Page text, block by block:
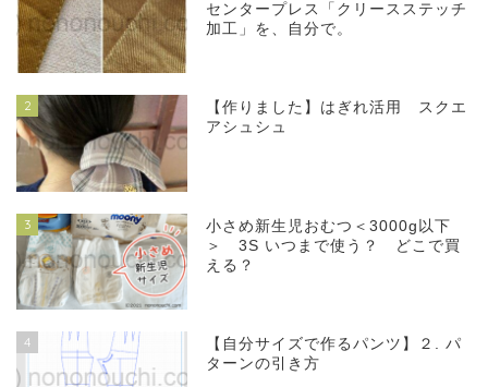
センタープレス「クリースステッチ
加工」を、自分で。
2
【作りました】はぎれ活用 スクエ
アシュシュ
3
小さめ新生児おむつ＜3000g以下
＞ 3S いつまで使う？ どこで買
える？
4
【自分サイズで作るパンツ】２. パ
ターンの引き方